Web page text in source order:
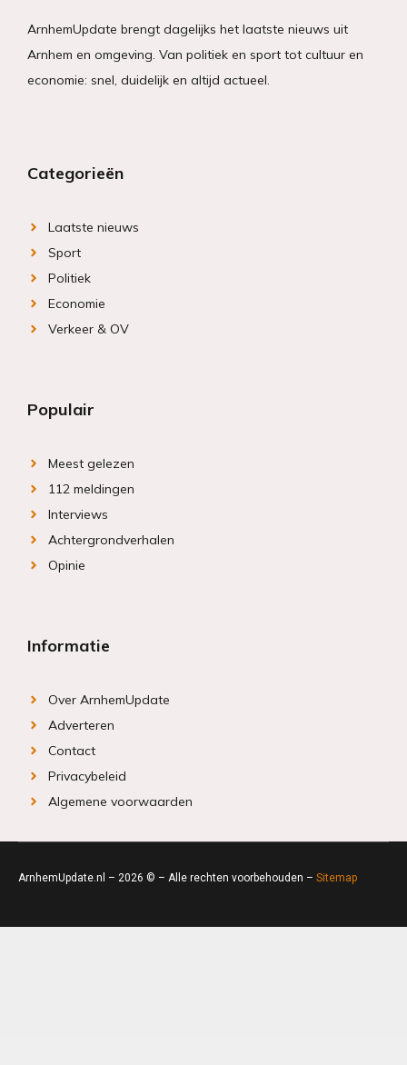
ArnhemUpdate brengt dagelijks het laatste nieuws uit
Arnhem en omgeving. Van politiek en sport tot cultuur en
economie: snel, duidelijk en altijd actueel.
Categorieën
Laatste nieuws
Sport
Politiek
Economie
Verkeer & OV
Populair
Meest gelezen
112 meldingen
Interviews
Achtergrondverhalen
Opinie
Informatie
Over ArnhemUpdate
Adverteren
Contact
Privacybeleid
Algemene voorwaarden
ArnhemUpdate.nl – 2026 © – Alle rechten voorbehouden – Sitemap